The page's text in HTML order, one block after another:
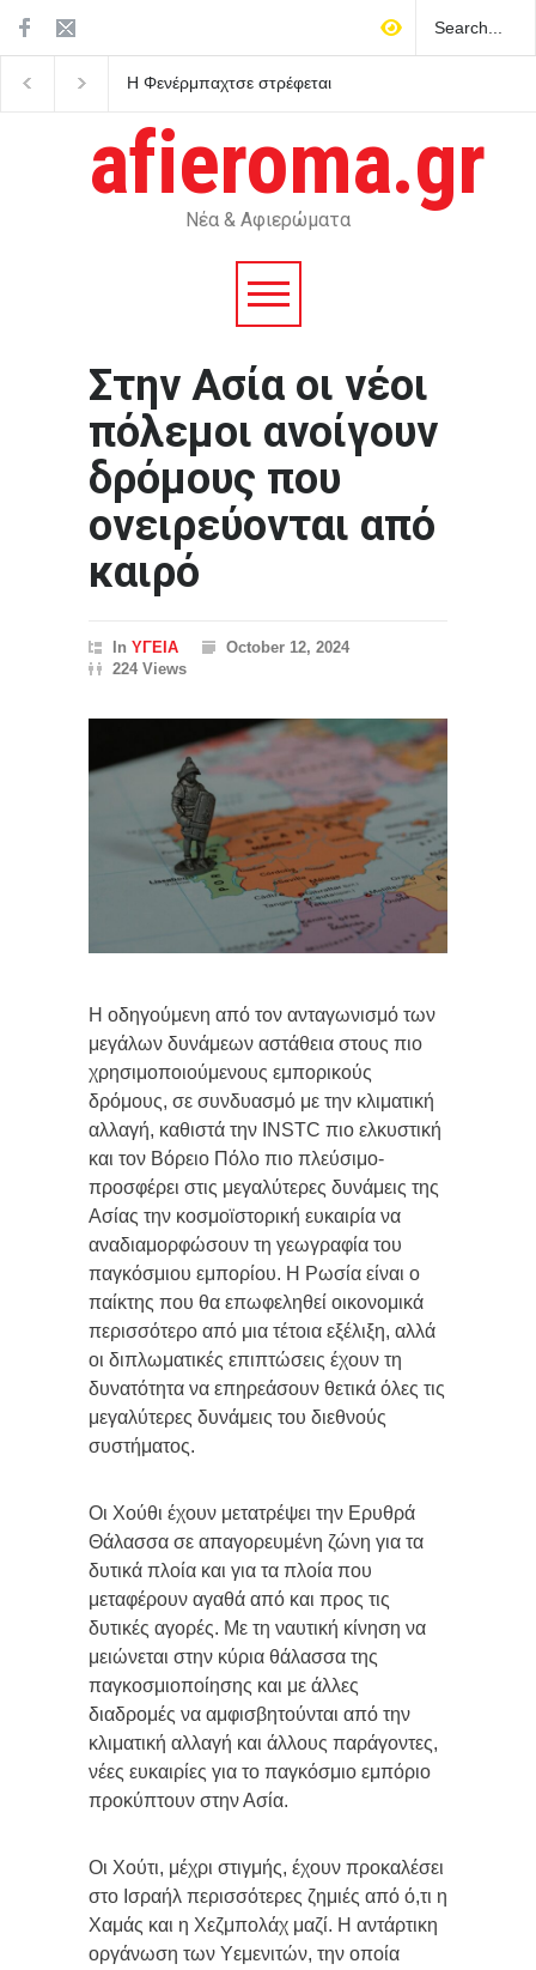
ΟΦΗ: Πλησιάζει το sold out
από την
afieroma.gr
Νέα & Αφιερώματα
Στην Ασία οι νέοι
πόλεμοι ανοίγουν
δρόμους που
ονειρεύονται από
καιρό
In ΥΓΕΙΑ
October 12, 2024
224 Views
Η οδηγούμενη από τον ανταγωνισμό των
μεγάλων δυνάμεων αστάθεια στους πιο
χρησιμοποιούμενους εμπορικούς
δρόμους, σε συνδυασμό με την κλιματική
αλλαγή, καθιστά την INSTC πιο ελκυστική
και τον Βόρειο Πόλο πιο πλεύσιμο-
προσφέρει στις μεγαλύτερες δυνάμεις της
Ασίας την κοσμοϊστορική ευκαιρία να
αναδιαμορφώσουν τη γεωγραφία του
παγκόσμιου εμπορίου. Η Ρωσία είναι ο
παίκτης που θα επωφεληθεί οικονομικά
περισσότερο από μια τέτοια εξέλιξη, αλλά
οι διπλωματικές επιπτώσεις έχουν τη
δυνατότητα να επηρεάσουν θετικά όλες τις
μεγαλύτερες δυνάμεις του διεθνούς
συστήματος.
Οι Χούθι έχουν μετατρέψει την Ερυθρά
Θάλασσα σε απαγορευμένη ζώνη για τα
δυτικά πλοία και για τα πλοία που
μεταφέρουν αγαθά από και προς τις
δυτικές αγορές. Με τη ναυτική κίνηση να
μειώνεται στην κύρια θάλασσα της
παγκοσμιοποίησης και με άλλες
διαδρομές να αμφισβητούνται από την
κλιματική αλλαγή και άλλους παράγοντες,
νέες ευκαιρίες για το παγκόσμιο εμπόριο
προκύπτουν στην Ασία.
Οι Χούτι, μέχρι στιγμής, έχουν προκαλέσει
στο Ισραήλ περισσότερες ζημιές από ό,τι η
Χαμάς και η Χεζμπολάχ μαζί. Η αντάρτικη
οργάνωση των Υεμενιτών, την οποία